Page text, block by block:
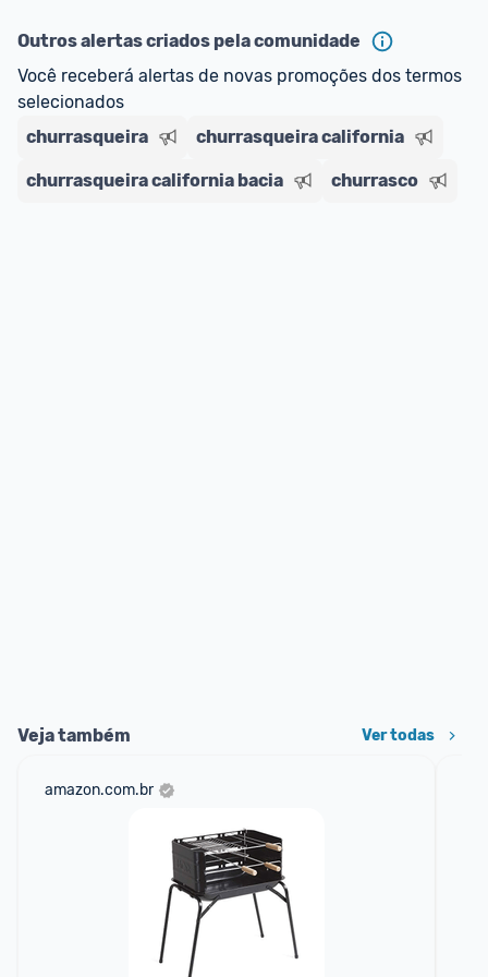
E lembre-se: você sempre pode contar ajuda da
comunidade para tirar dúvidas ou acionar os
nossos Admins marcando
comentário ou através do Fale com o Promobit.
Outros alertas criados pela comunidade
Você receberá alertas de novas promoções dos termos
selecionados
churrasqueira
churrasqueira california
churrasqueira california bacia churrasco
Veja também Ver todas
amazon.com.br